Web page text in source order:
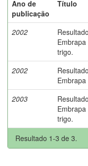
Ano de
publicação
Título
2002
trigo.
2002
2003
trigo.
Resultado 1-3 de 3.